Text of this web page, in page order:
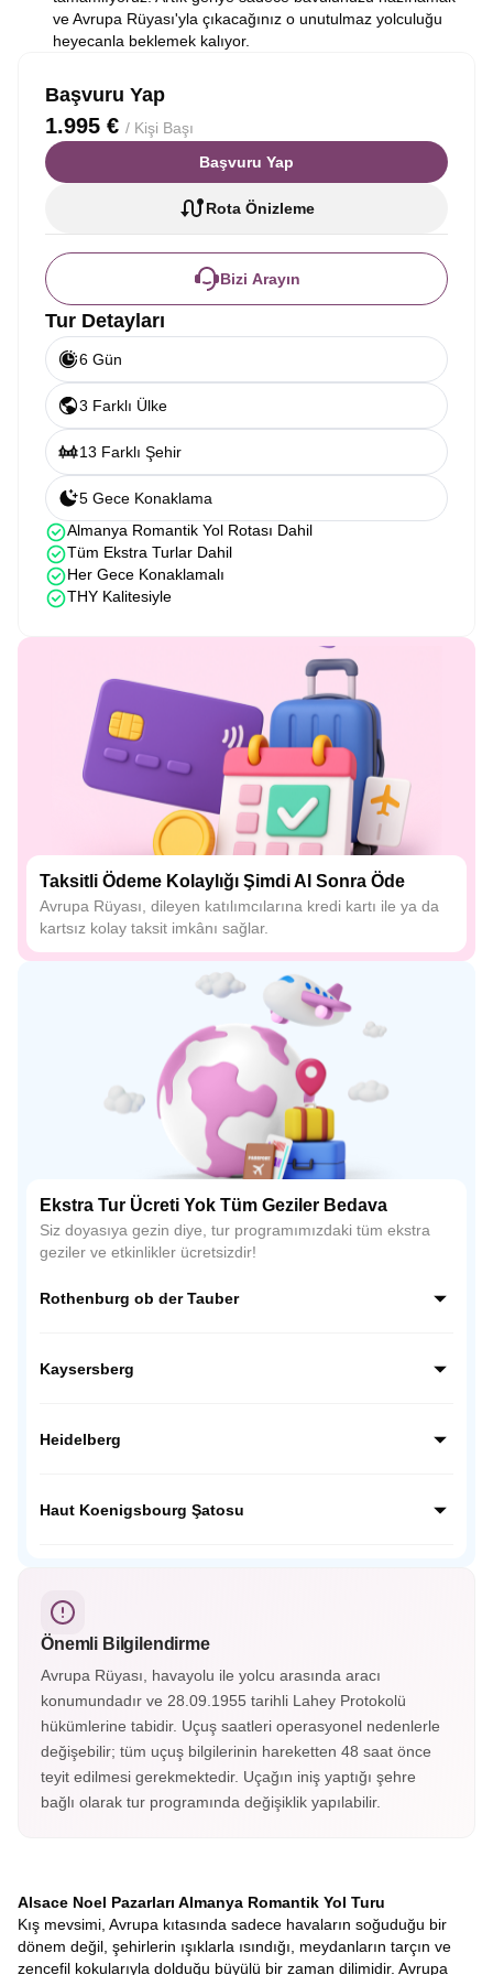
ve Avrupa Rüyası'yla çıkacağınız o unutulmaz yolculuğu
heyecanla beklemek kalıyor.
Başvuru Yap
1.995 € / Kişi Başı
Başvuru Yap
Rota Önizleme
Bizi Arayın
Tur Detayları
6 Gün
3 Farklı Ülke
13 Farklı Şehir
5 Gece Konaklama
Almanya Romantik Yol Rotası Dahil
Tüm Ekstra Turlar Dahil
Her Gece Konaklamalı
THY Kalitesiyle
Taksitli Ödeme Kolaylığı Şimdi Al Sonra Öde
Avrupa Rüyası, dileyen katılımcılarına kredi kartı ile ya da
kartsız kolay taksit imkânı sağlar.
Ekstra Tur Ücreti Yok Tüm Geziler Bedava
Siz doyasıya gezin diye, tur programımızdaki tüm ekstra
geziler ve etkinlikler ücretsizdir!
Rothenburg ob der Tauber
kasabası Rothenburg ob der Tauber, Orta Çağ atmosferini
hava müzesidir.
Kaysersberg
Kaysersberg, taş sokakları, çiçekli evleri ve tarihi
gibidir.
Heidelberg
Çağdan kalma tarihi yapılarıyla masalsı bir güzelliğe sahip;
Haut Koenigsbourg Şatosu
kullanılan aletler, silahlar, cephanelikler, imparatorların
odaları ve eşsiz süslemelerle kaplı tavanları gördükçe bu
tarihi yolculuk hiç bitmesin istiyorsunuz. Haut-Koenigsbourg
Şatosu’nun içerisini gezmek isterseniz biletinizi alarak
gezebileceksiniz.
Önemli Bilgilendirme
Avrupa Rüyası, havayolu ile yolcu arasında aracı
konumundadır ve 28.09.1955 tarihli Lahey Protokolü
hükümlerine tabidir. Uçuş saatleri operasyonel nedenlerle
değişebilir; tüm uçuş bilgilerinin hareketten 48 saat önce
teyit edilmesi gerekmektedir. Uçağın iniş yaptığı şehre
bağlı olarak tur programında değişiklik yapılabilir.
Alsace Noel Pazarları Almanya Romantik Yol Turu
Kış mevsimi, Avrupa kıtasında sadece havaların soğuduğu bir
dönem değil, şehirlerin ışıklarla ısındığı, meydanların tarçın ve
zencefil kokularıyla dolduğu büyülü bir zaman dilimidir. Avrupa